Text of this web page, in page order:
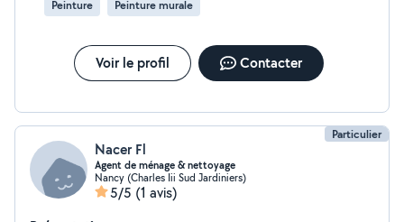
Peinture Peinture murale
Voir le profil Contacter
Particulier
Nacer Fl
Agent de ménage & nettoyage
Nancy (Charles Iii Sud Jardiniers)
5/5 (1 avis)